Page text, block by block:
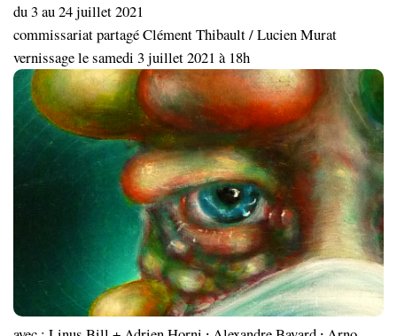
du 3 au 24 juillet 2021
commissariat partagé Clément Thibault / Lucien Murat
vernissage le samedi 3 juillet 2021 à 18h